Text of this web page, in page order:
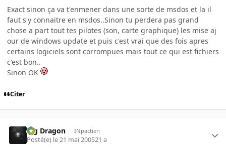
Exact sinon ça va t'enmener dans une sorte de msdos et la il
faut s'y connaitre en msdos..Sinon tu perdera pas grand
chose a part tout tes pilotes (son, carte graphique) les mise aj
our de windows update et puis c'est vrai que des fois apres
certains logiciels sont corrompues mais tout ce qui est fichiers
c'est bon..
Sinon OK
Citer
Big Dragon INpactien
Posté(e) le 21 mai 200521 a